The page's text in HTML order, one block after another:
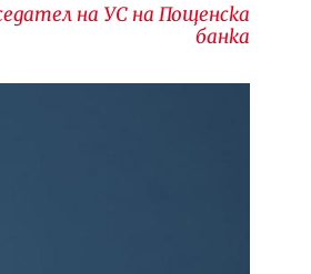
на УС на Пощенска
банка